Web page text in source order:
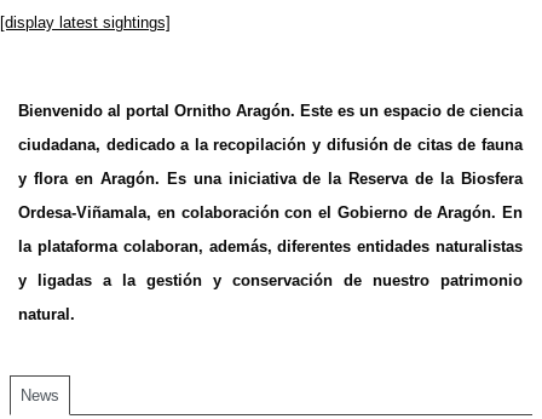
[display latest sightings]
Bienvenido al portal Ornitho Aragón. Este es un espacio de ciencia
ciudadana, dedicado a la recopilación y difusión de citas de fauna
y flora en Aragón. Es una iniciativa de la Reserva de la Biosfera
Ordesa-Viñamala, en colaboración con el Gobierno de Aragón. En
la plataforma colaboran, además, diferentes entidades naturalistas
y ligadas a la gestión y conservación de nuestro patrimonio
natural.
News